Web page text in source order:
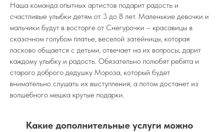
Наша команда опытных артистов подарит радость и
счастливые улыбки детям от 3 до 8 лет. Маленькие девочки и
мальчики будут в восторге от Снегурочки – красавицы в
сказочном голубом платье, веселой затейницы, которая
ласково общается с детьми, отвечает на их вопросы, дарит
каждому улыбку и радость. Обязательно полюбят ребята и
старого доброго дедушку Мороза, который будет
внимательно слушать их выступления, а потом достанет из
волшебного мешка крутые подарки.
Какие дополнительные услуги можно